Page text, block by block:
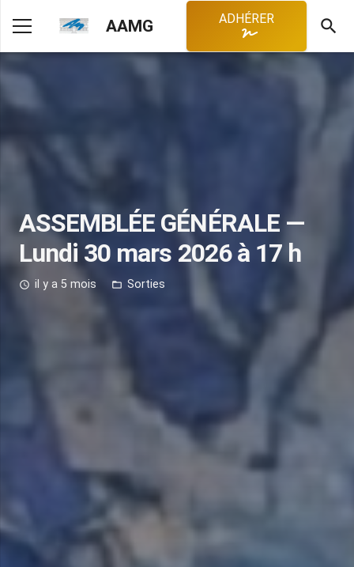
AAMG ADHÉRER search
ASSEMBLÉE GÉNÉRALE —
Lundi 30 mars 2026 à 17 h
access_time il y a 5 mois folder_open Sorties